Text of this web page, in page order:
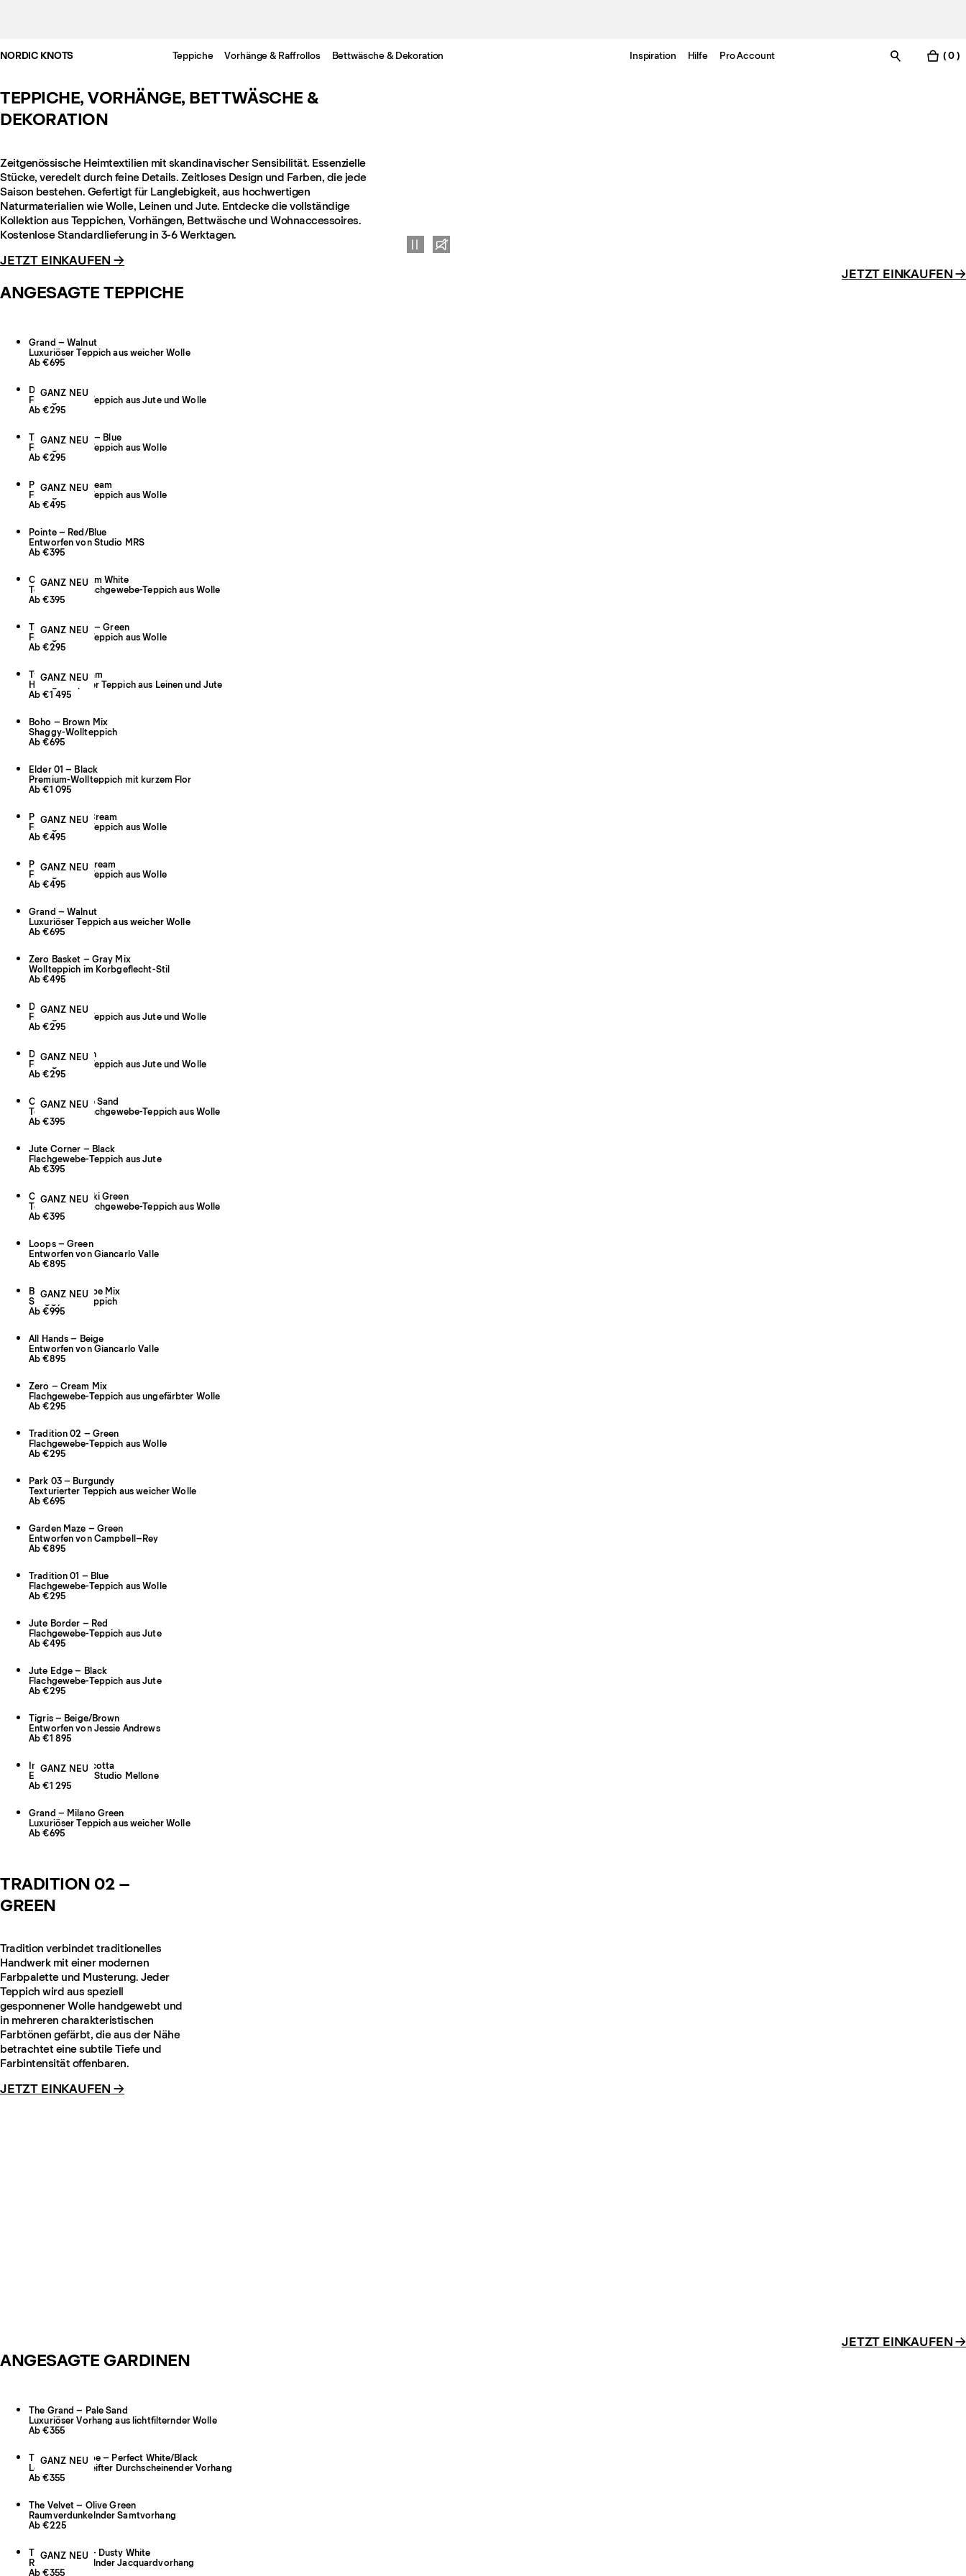
NORDIC KNOTS Teppiche Vorhänge & Raffrollos Bettwäsche & Dekoration Inspiration Hilfe Pro Account ( 0 )
TEPPICHE, VORHÄNGE, BETTWÄSCHE &
DEKORATION
Zeitgenössische Heimtextilien mit skandinavischer Sensibilität. Essenzielle
Stücke, veredelt durch feine Details. Zeitloses Design und Farben, die jede
Saison bestehen. Gefertigt für Langlebigkeit, aus hochwertigen
Naturmaterialien wie Wolle, Leinen und Jute. Entdecke die vollständige
Kollektion aus Teppichen, Vorhängen, Bettwäsche und Wohnaccessoires.
Kostenlose Standardlieferung in 3-6 Werktagen.
JETZT EINKAUFEN →
ANGESAGTE TEPPICHE
JETZT EINKAUFEN→
Grand – Walnut
Luxuriöser Teppich aus weicher Wolle
Ab €695
GANZ NEU
Desert – Fern
Flachgewebe-Teppich aus Jute und Wolle
Ab €295
GANZ NEU
Tradition Solid – Blue
Flachgewebe-Teppich aus Wolle
Ab €295
GANZ NEU
Plaid – Blue/Cream
Flachgewebe-Teppich aus Wolle
Ab €495
Pointe – Red/Blue
Entworfen von Studio MRS
Ab €395
GANZ NEU
Contour – Warm White
Texturierter Flachgewebe-Teppich aus Wolle
Ab €395
GANZ NEU
Tradition Solid – Green
Flachgewebe-Teppich aus Wolle
Ab €295
GANZ NEU
Twin 02 – Cream
Handgeknüpfter Teppich aus Leinen und Jute
Ab €1 495
Boho – Brown Mix
Shaggy-Wollteppich
Ab €695
Elder 01 – Black
Premium-Wollteppich mit kurzem Flor
Ab €1 095
GANZ NEU
Plaid – Black/Cream
Flachgewebe-Teppich aus Wolle
Ab €495
GANZ NEU
Plaid – Sand/Cream
Flachgewebe-Teppich aus Wolle
Ab €495
Grand – Walnut
Luxuriöser Teppich aus weicher Wolle
Ab €695
Zero Basket – Gray Mix
Wollteppich im Korbgeflecht-Stil
Ab €495
GANZ NEU
Desert – Straw
Flachgewebe-Teppich aus Jute und Wolle
Ab €295
GANZ NEU
Desert – Ocean
Flachgewebe-Teppich aus Jute und Wolle
Ab €295
GANZ NEU
Contour – Pale Sand
Texturierter Flachgewebe-Teppich aus Wolle
Ab €395
Jute Corner – Black
Flachgewebe-Teppich aus Jute
Ab €395
GANZ NEU
Contour – Khaki Green
Texturierter Flachgewebe-Teppich aus Wolle
Ab €395
Loops – Green
Entworfen von Giancarlo Valle
Ab €895
GANZ NEU
Boho 02 – Taupe Mix
Shaggy-Wollteppich
Ab €995
All Hands – Beige
Entworfen von Giancarlo Valle
Ab €895
Zero – Cream Mix
Flachgewebe-Teppich aus ungefärbter Wolle
Ab €295
Tradition 02 – Green
Flachgewebe-Teppich aus Wolle
Ab €295
Park 03 – Burgundy
Texturierter Teppich aus weicher Wolle
Ab €695
Garden Maze – Green
Entworfen von Campbell–Rey
Ab €895
Tradition 01 – Blue
Flachgewebe-Teppich aus Wolle
Ab €295
Jute Border – Red
Flachgewebe-Teppich aus Jute
Ab €495
Jute Edge – Black
Flachgewebe-Teppich aus Jute
Ab €295
Tigris – Beige/Brown
Entworfen von Jessie Andrews
Ab €1 895
GANZ NEU
Indore – Terracotta
Entworfen von Studio Mellone
Ab €1 295
Grand – Milano Green
Luxuriöser Teppich aus weicher Wolle
Ab €695
TRADITION 02 –
GREEN
Tradition verbindet traditionelles
Handwerk mit einer modernen
Farbpalette und Musterung. Jeder
Teppich wird aus speziell
gesponnener Wolle handgewebt und
in mehreren charakteristischen
Farbtönen gefärbt, die aus der Nähe
betrachtet eine subtile Tiefe und
Farbintensität offenbaren.
JETZT EINKAUFEN →
ANGESAGTE GARDINEN
JETZT EINKAUFEN→
The Grand – Pale Sand
Luxuriöser Vorhang aus lichtfilternder Wolle
Ab €355
GANZ NEU
The Sheer Stripe – Perfect White/Black
Leichter Gestreifter Durchscheinender Vorhang
Ab €355
The Velvet – Olive Green
Raumverdunkelnder Samtvorhang
Ab €225
GANZ NEU
The Cardigan – Dusty White
Raumverdunkelnder Jacquardvorhang
Ab €355